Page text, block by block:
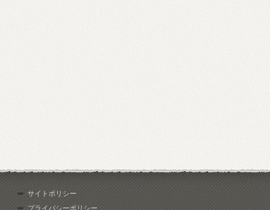
サイトポリシー
プライバシーポリシー